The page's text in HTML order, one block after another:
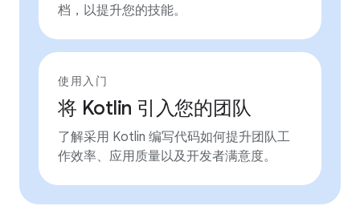
档，以提升您的技能。
使用入门
将 Kotlin 引入您的团队
了解采用 Kotlin 编写代码如何提升团队工
作效率、应用质量以及开发者满意度。